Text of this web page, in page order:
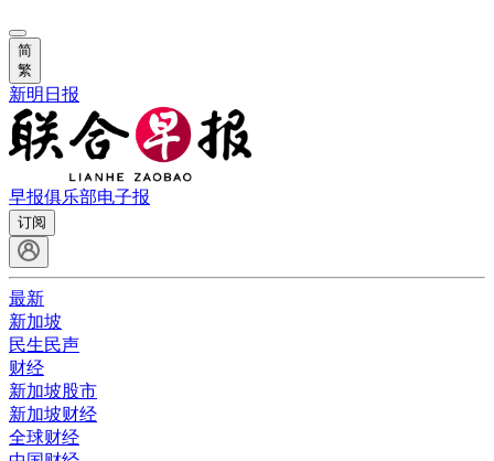
简
繁
新明日报
早报俱乐部电子报
订阅
最新
新加坡
民生民声
财经
新加坡股市
新加坡财经
全球财经